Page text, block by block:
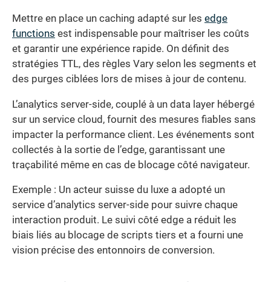
Mettre en place un caching adapté sur les edge
functions est indispensable pour maîtriser les coûts
et garantir une expérience rapide. On définit des
stratégies TTL, des règles Vary selon les segments et
des purges ciblées lors de mises à jour de contenu.
L’analytics server-side, couplé à un data layer hébergé
sur un service cloud, fournit des mesures fiables sans
impacter la performance client. Les événements sont
collectés à la sortie de l’edge, garantissant une
traçabilité même en cas de blocage côté navigateur.
Exemple : Un acteur suisse du luxe a adopté un
service d’analytics server-side pour suivre chaque
interaction produit. Le suivi côté edge a réduit les
biais liés au blocage de scripts tiers et a fourni une
vision précise des entonnoirs de conversion.